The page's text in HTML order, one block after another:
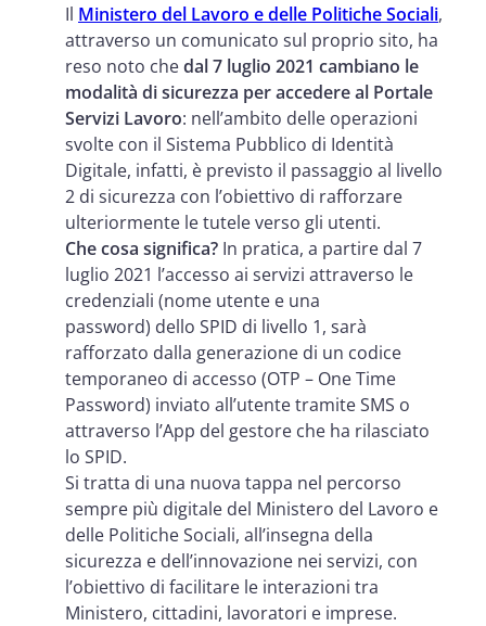
Il Ministero del Lavoro e delle Politiche Sociali,
attraverso un comunicato sul proprio sito, ha
reso noto chedal 7 luglio 2021 cambiano le
modalità di sicurezza per accedere al Portale
Servizi Lavoro: nell’ambito delle operazioni
svolte con il Sistema Pubblico di Identità
Digitale, infatti, è previsto il passaggio al livello
2 di sicurezza con l’obiettivo di rafforzare
ulteriormente le tutele verso gli utenti.
Che cosa significa? In pratica, a partire dal 7
luglio 2021 l’accesso ai servizi attraverso le
credenziali (nome utente e una
password) dello SPID di livello 1, sarà
rafforzato dalla generazione di un codice
temporaneo di accesso (OTP – One Time
Password) inviato all’utente tramite SMS o
attraverso l’App del gestore che ha rilasciato
lo SPID.
Si tratta di una nuova tappa nel percorso
sempre più digitale del Ministero del Lavoro e
delle Politiche Sociali, all’insegna della
sicurezza e dell’innovazione nei servizi, con
l’obiettivo di facilitare le interazioni tra
Ministero, cittadini, lavoratori e imprese.